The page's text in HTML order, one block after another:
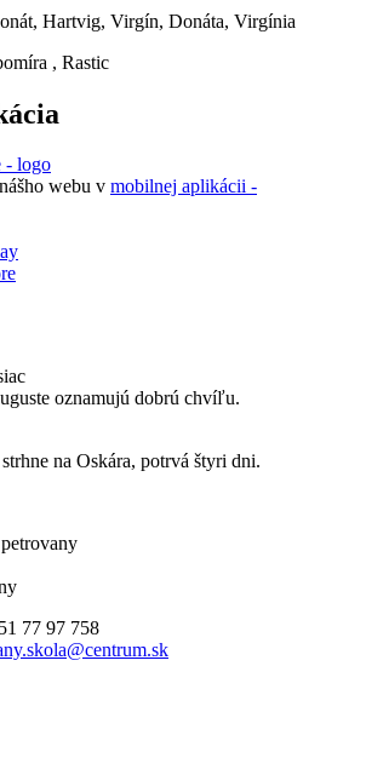
Hartvig, Virgín, Donáta, Virgínia
, Rastic
webu v mobilnej aplikácii -
oznamujú dobrú chvíľu.
na Oskára, potrvá štyri dni.
77 97 758